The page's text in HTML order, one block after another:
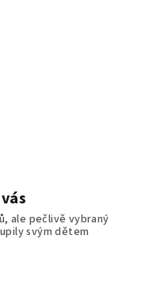
ale pečlivě vybraný
svým dětem